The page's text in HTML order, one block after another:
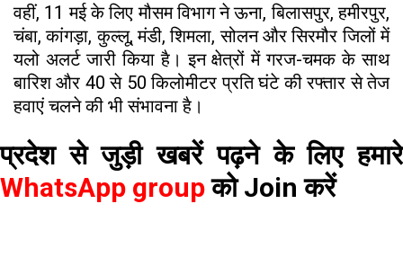
वहीं, 11 मई के लिए मौसम विभाग ने ऊना, बिलासपुर, हमीरपुर,
चंबा, कांगड़ा, कुल्लू, मंडी, शिमला, सोलन और सिरमौ​र जिलों में
यलो अलर्ट जारी किया है। इन क्षेत्रों में गरज-चमक के साथ
बारिश और 40 से 50 किलोमीटर प्रति घंटे की रफ्तार से तेज
हवाएं चलने की भी संभावना है।
प्रदेश से जुड़ी खबरें पढ़ने के लिए हमारे
WhatsApp groupको Join करें